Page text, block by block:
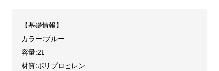
【基礎情報】
カラー:ブルー
容量:2L
材質:ポリプロピレン